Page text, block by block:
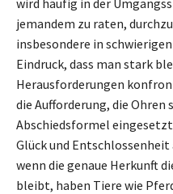
jemandem zu raten,
insbesondere in
Eindruck, dass man stark
Herausforderungen
die Aufforderung, die
Abschiedsformel
Glück und Entschlossenheit
wenn die genaue Herkunft
bleibt, haben Tiere wie